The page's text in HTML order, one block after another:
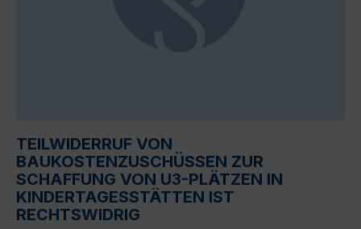
TEILWIDERRUF VON
BAUKOSTENZUSCHÜSSEN ZUR
SCHAFFUNG VON U3-PLÄTZEN IN
KINDERTAGESSTÄTTEN IST
RECHTSWIDRIG